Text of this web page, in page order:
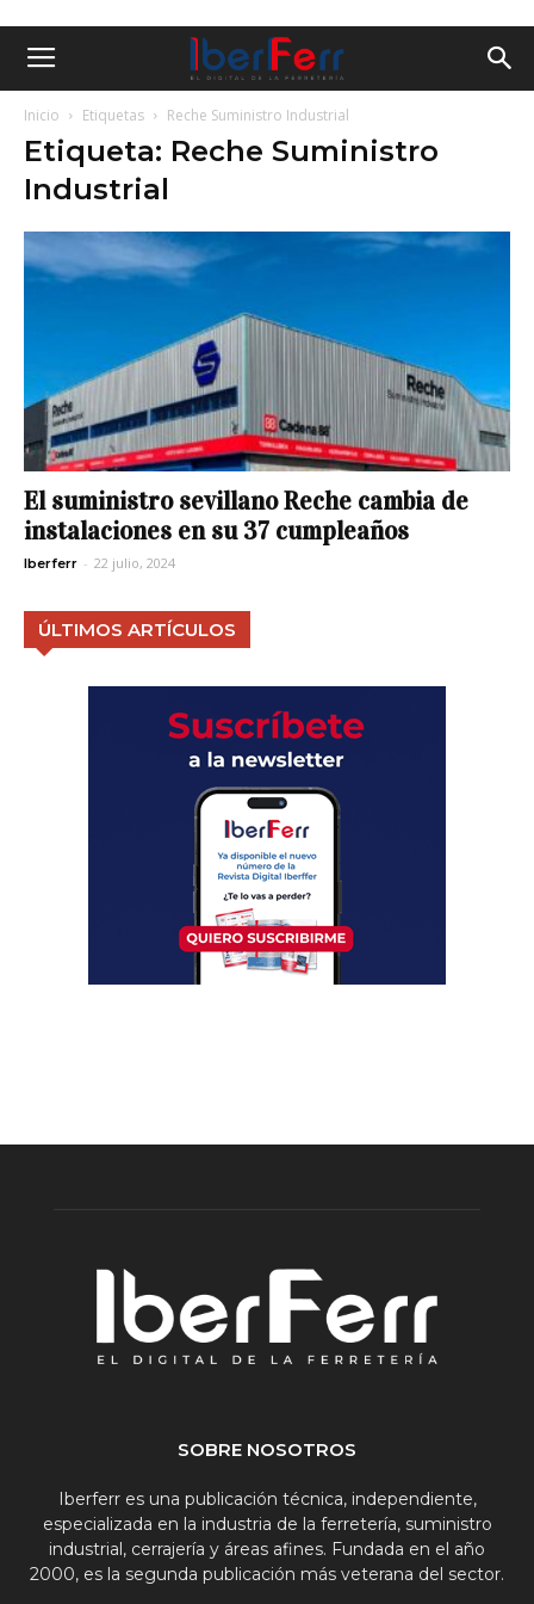
Inicio Etiquetas Reche Suministro Industrial
Etiqueta: Reche Suministro
Industrial
El suministro sevillano Reche cambia de
instalaciones en su 37 cumpleaños
Iberferr - 22 julio, 2024
ÚLTIMOS ARTÍCULOS
SOBRE NOSOTROS
Iberferr es una publicación técnica, independiente,
especializada en la industria de la ferretería, suministro
industrial, cerrajería y áreas afines. Fundada en el año
2000, es la segunda publicación más veterana del sector.